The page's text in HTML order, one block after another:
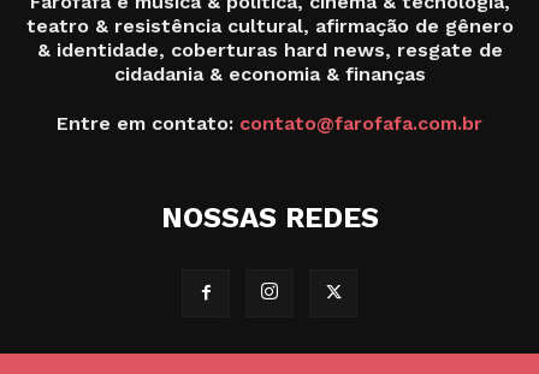
teatro & resistência cultural, afirmação de gênero
& identidade, coberturas hard news, resgate de
cidadania & economia & finanças
Entre em contato: contato@farofafa.com.br
NOSSAS REDES